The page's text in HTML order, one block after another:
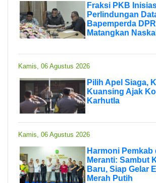
Fraksi PKB
Perlindungan
Bapemperda
Matangkan
Kamis, 06 Agustus 2026
Pilih Apel Siaga,
Kuansing Ajak
Karhutla
Kamis, 06 Agustus 2026
Harmoni Pemkab
Meranti: Sambut
Baru, Siap Gelar
Merah Putih